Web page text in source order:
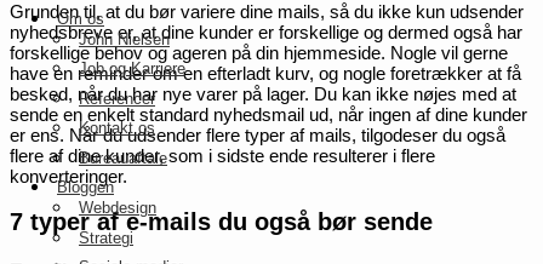
Om os
John Nielsen
Job og Karriere
Referencer
Kontakt os
Bureauaftale
Bloggen
Webdesign
Strategi
Grunden til, at du bør variere dine mails, så du ikke kun udsender
nyhedsbreve er, at dine kunder er forskellige og dermed også har
forskellige behov og ageren på din hjemmeside. Nogle vil gerne
have en reminder om en efterladt kurv, og nogle foretrækker at få
besked, når du har nye varer på lager. Du kan ikke nøjes med at
sende en enkelt standard nyhedsmail ud, når ingen af dine kunder
er ens. Når du udsender flere typer af mails, tilgodeser du også
flere af dine kunder, som i sidste ende resulterer i flere
konverteringer.
7 typer af e-mails du også bør sende